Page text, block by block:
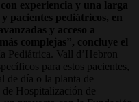
experiencia y una larga
pacientes pediátricos, en
y acceso a
complejas”, concluye el
Pediátrica. Vall d’Hebron
para estos pacientes,
de día o la planta de
Hospitalización de